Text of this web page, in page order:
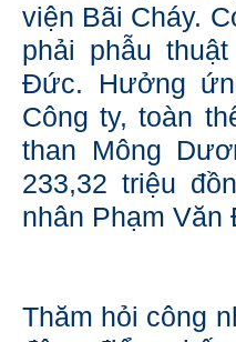
viện Bãi Cháy.
phải phẫu
Đức. Hưởng
Công ty, toàn
than Mông
233,32 triệu
nhân Phạm Văn
Thăm hỏi công